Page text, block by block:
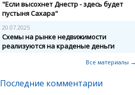
"Если высохнет Днестр - здесь будет
пустыня Сахара"
20.07.2025
Схемы на рынке недвижимости
реализуются на краденые деньги
Все материалы →
Последние комментарии